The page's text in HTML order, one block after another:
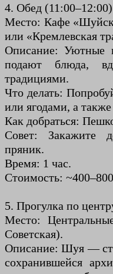
4. Обед (11:00–12:00)
Место: Кафе
или «Кремлевская
Описание: Уютные
подают блюда,
традициями.
Что делать:
или ягодами, а
Как добраться:
Совет: Закажите
пряник.
Время: 1 час.
Стоимость:
5. Прогулка по
Место:
Советская).
Описание: Шуя —
сохранившейся